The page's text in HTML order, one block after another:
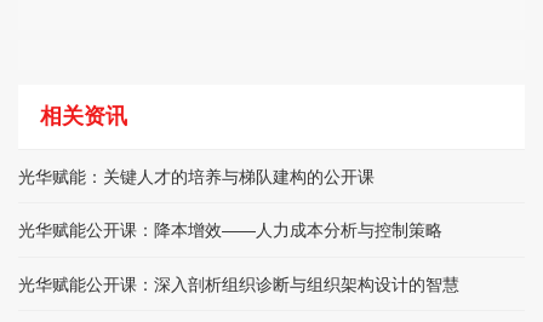
相关资讯
光华赋能：关键人才的培养与梯队建构的公开课
光华赋能公开课：降本增效——人力成本分析与控制策略
光华赋能公开课：深入剖析组织诊断与组织架构设计的智慧